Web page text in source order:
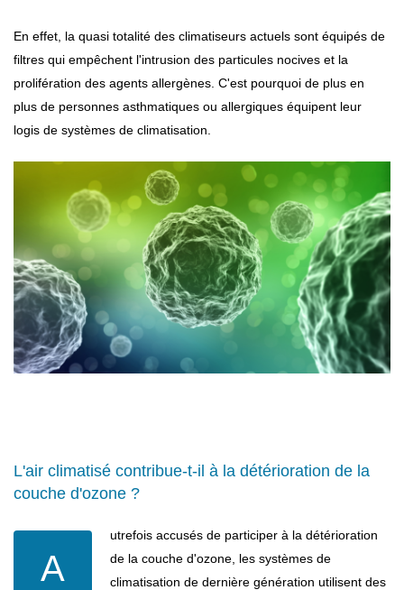
En effet, la quasi totalité des climatiseurs actuels sont équipés de
filtres qui empêchent l'intrusion des particules nocives et la
prolifération des agents allergènes. C'est pourquoi de plus en
plus de personnes asthmatiques ou allergiques équipent leur
logis de systèmes de climatisation.
L'air climatisé contribue-t-il à la détérioration de la
couche d'ozone ?
A
utrefois accusés de participer à la détérioration
de la couche d'ozone, les systèmes de
climatisation de dernière génération utilisent des